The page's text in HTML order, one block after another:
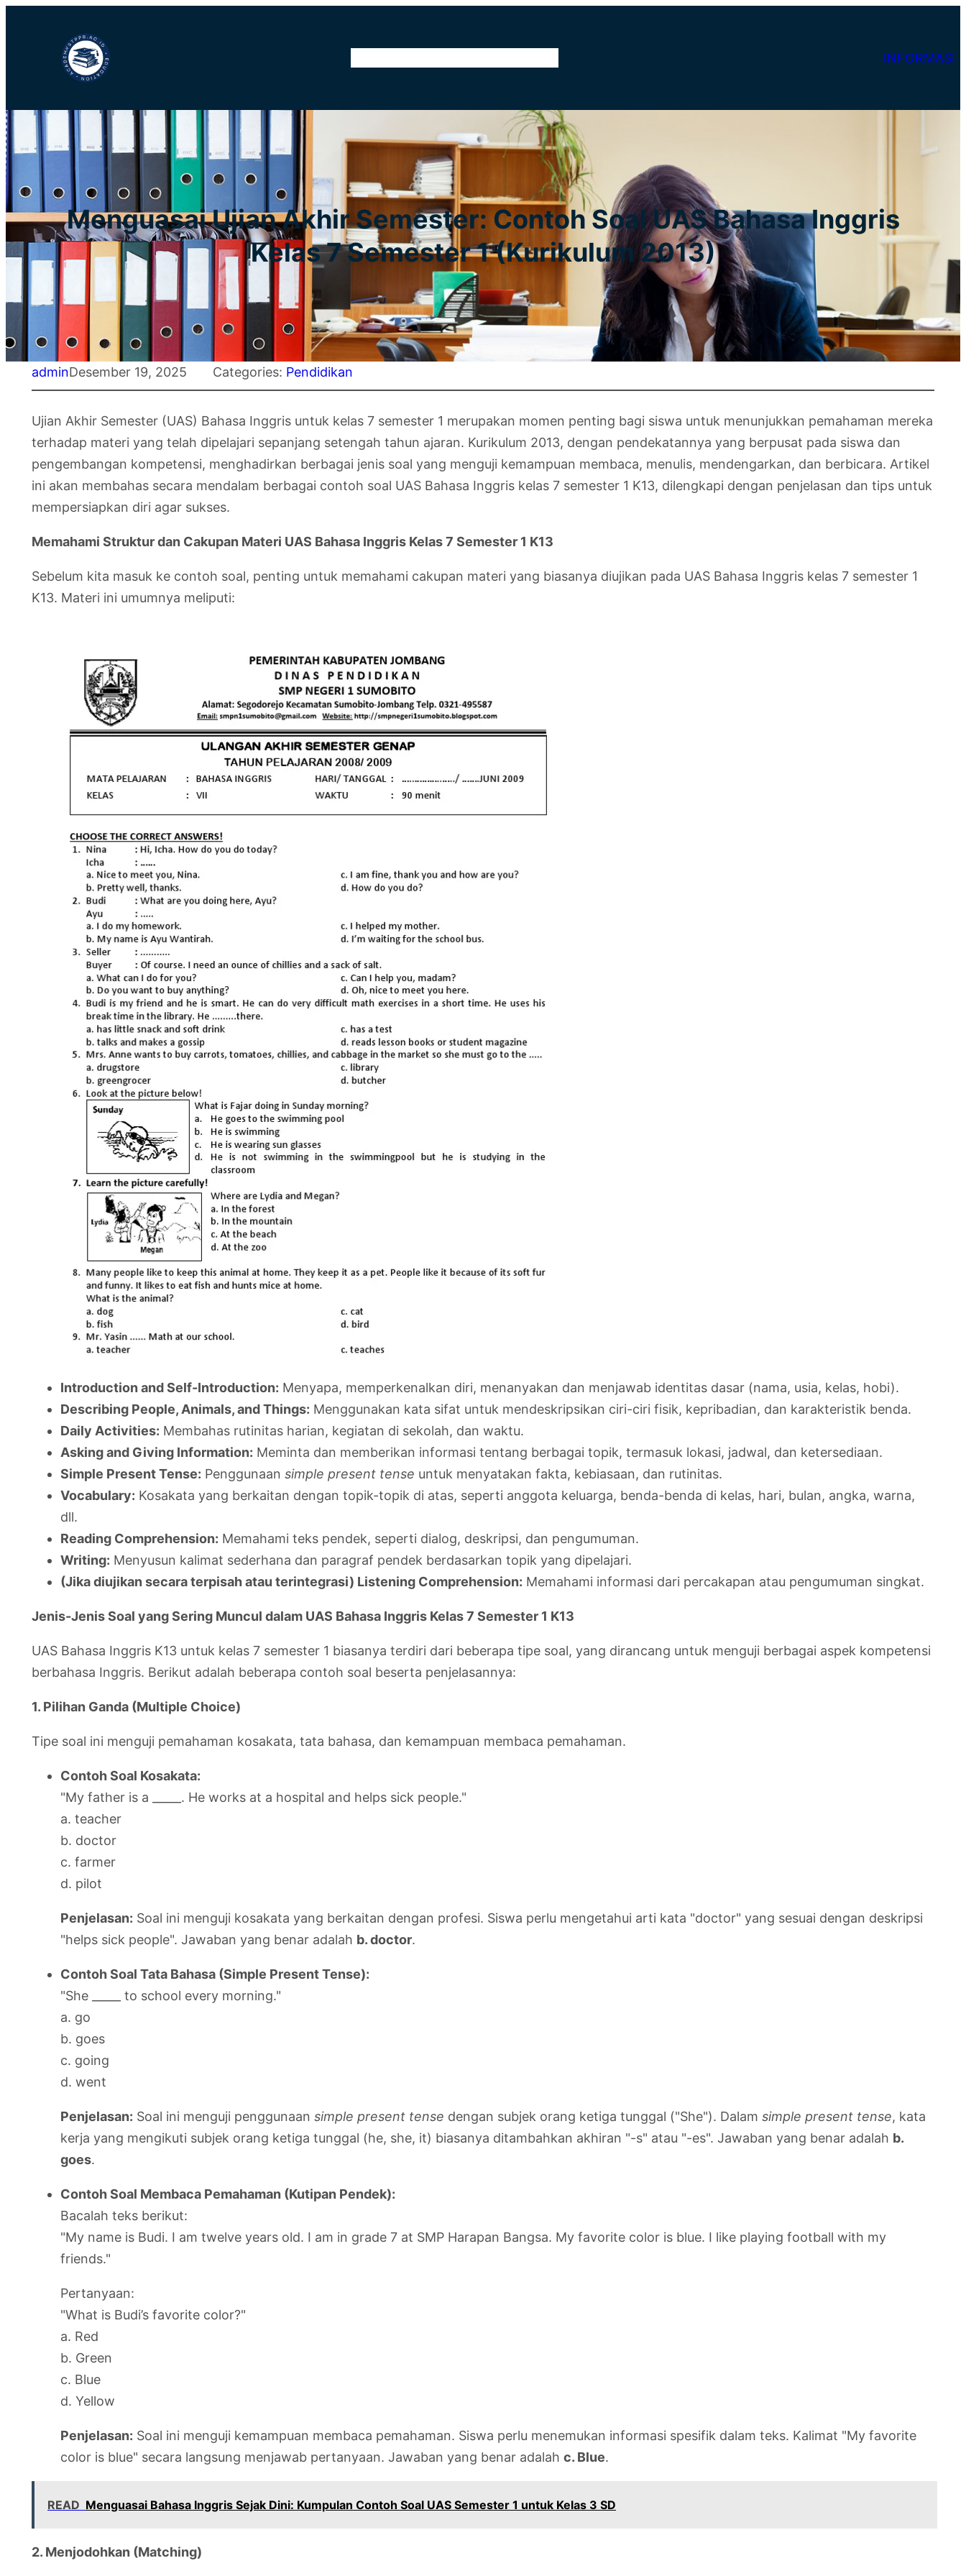
INFORMASI
Menguasai Ujian Akhir Semester: Contoh Soal UAS Bahasa Inggris
Kelas 7 Semester 1 (Kurikulum 2013)
adminDesember 19, 2025 Categories: Pendidikan
Ujian Akhir Semester (UAS) Bahasa Inggris untuk kelas 7 semester 1 merupakan momen penting bagi siswa untuk menunjukkan pemahaman mereka
terhadap materi yang telah dipelajari sepanjang setengah tahun ajaran. Kurikulum 2013, dengan pendekatannya yang berpusat pada siswa dan
pengembangan kompetensi, menghadirkan berbagai jenis soal yang menguji kemampuan membaca, menulis, mendengarkan, dan berbicara. Artikel
ini akan membahas secara mendalam berbagai contoh soal UAS Bahasa Inggris kelas 7 semester 1 K13, dilengkapi dengan penjelasan dan tips untuk
mempersiapkan diri agar sukses.
Memahami Struktur dan Cakupan Materi UAS Bahasa Inggris Kelas 7 Semester 1 K13
Sebelum kita masuk ke contoh soal, penting untuk memahami cakupan materi yang biasanya diujikan pada UAS Bahasa Inggris kelas 7 semester 1
K13. Materi ini umumnya meliputi:
Introduction and Self-Introduction: Menyapa, memperkenalkan diri, menanyakan dan menjawab identitas dasar (nama, usia, kelas, hobi).
Describing People, Animals, and Things: Menggunakan kata sifat untuk mendeskripsikan ciri-ciri fisik, kepribadian, dan karakteristik benda.
Daily Activities: Membahas rutinitas harian, kegiatan di sekolah, dan waktu.
Asking and Giving Information: Meminta dan memberikan informasi tentang berbagai topik, termasuk lokasi, jadwal, dan ketersediaan.
Simple Present Tense: Penggunaan simple present tense untuk menyatakan fakta, kebiasaan, dan rutinitas.
Vocabulary: Kosakata yang berkaitan dengan topik-topik di atas, seperti anggota keluarga, benda-benda di kelas, hari, bulan, angka, warna,
dll.
Reading Comprehension: Memahami teks pendek, seperti dialog, deskripsi, dan pengumuman.
Writing: Menyusun kalimat sederhana dan paragraf pendek berdasarkan topik yang dipelajari.
(Jika diujikan secara terpisah atau terintegrasi) Listening Comprehension: Memahami informasi dari percakapan atau pengumuman singkat.
Jenis-Jenis Soal yang Sering Muncul dalam UAS Bahasa Inggris Kelas 7 Semester 1 K13
UAS Bahasa Inggris K13 untuk kelas 7 semester 1 biasanya terdiri dari beberapa tipe soal, yang dirancang untuk menguji berbagai aspek kompetensi
berbahasa Inggris. Berikut adalah beberapa contoh soal beserta penjelasannya:
1. Pilihan Ganda (Multiple Choice)
Tipe soal ini menguji pemahaman kosakata, tata bahasa, dan kemampuan membaca pemahaman.
Contoh Soal Kosakata:
"My father is a _____. He works at a hospital and helps sick people."
a. teacher
b. doctor
c. farmer
d. pilot
Penjelasan: Soal ini menguji kosakata yang berkaitan dengan profesi. Siswa perlu mengetahui arti kata "doctor" yang sesuai dengan deskripsi
"helps sick people". Jawaban yang benar adalah b. doctor.
Contoh Soal Tata Bahasa (Simple Present Tense):
"She _____ to school every morning."
a. go
b. goes
c. going
d. went
Penjelasan: Soal ini menguji penggunaan simple present tense dengan subjek orang ketiga tunggal ("She"). Dalam simple present tense, kata
kerja yang mengikuti subjek orang ketiga tunggal (he, she, it) biasanya ditambahkan akhiran "-s" atau "-es". Jawaban yang benar adalah b.
goes.
Contoh Soal Membaca Pemahaman (Kutipan Pendek):
Bacalah teks berikut:
"My name is Budi. I am twelve years old. I am in grade 7 at SMP Harapan Bangsa. My favorite color is blue. I like playing football with my
friends."
Pertanyaan:
"What is Budi’s favorite color?"
a. Red
b. Green
c. Blue
d. Yellow
Penjelasan: Soal ini menguji kemampuan membaca pemahaman. Siswa perlu menemukan informasi spesifik dalam teks. Kalimat "My favorite
color is blue" secara langsung menjawab pertanyaan. Jawaban yang benar adalah c. Blue.
READ Menguasai Bahasa Inggris Sejak Dini: Kumpulan Contoh Soal UAS Semester 1 untuk Kelas 3 SD
2. Menjodohkan (Matching)